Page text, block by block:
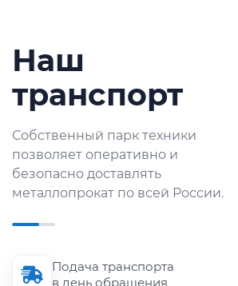
Наш
транспорт
Собственный парк техники
позволяет оперативно и
безопасно доставлять
металлопрокат по всей России.
Подача транспорта
в день обращения
Оперативная доставка
небольших партий
металлопроката по городу и
области.
Грузоподъёмность